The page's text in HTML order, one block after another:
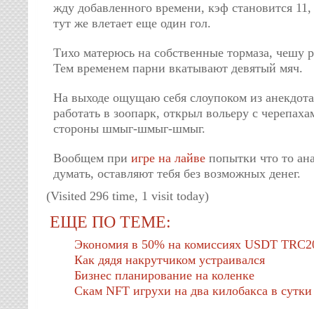
жду добавленного времени, кэф становится
тут же влетает еще один гол.
Тихо матерюсь на собственные тормаза, чешу
Тем временем парни вкатывают девятый мяч.
На выходе ощущаю себя слоупоком из
работать в зоопарк, открыл вольеру с
стороны шмыг-шмыг-шмыг.
Вообщем при игре на лайве попытки что то
думать, оставляют тебя без возможных денег.
(Visited 296 time, 1 visit today)
ЕЩЕ ПО ТЕМЕ:
Экономия в 50% на комиссиях USDT
Как дядя накрутчиком устраивался
Бизнес планирование на коленке
Скам NFT игрухи на два килобакса в сутки